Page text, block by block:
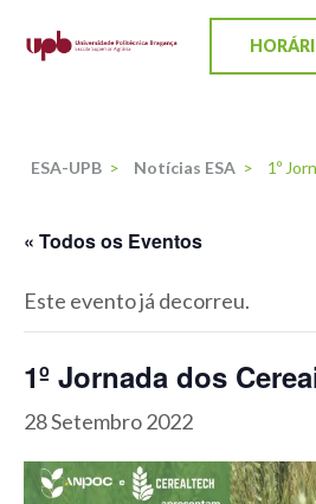
ESA-UPB > Notícias ESA > 1º
« Todos os Eventos
Este evento já decorreu.
1º Jornada dos
28 Setembro 2022